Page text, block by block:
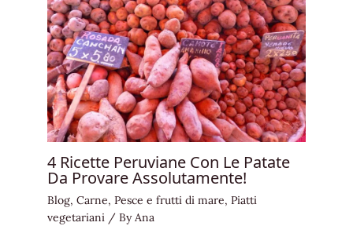
4 Ricette Peruviane Con Le Patate
Da Provare Assolutamente!
Blog, Carne, Pesce e frutti di mare, Piatti
vegetariani / ByAna